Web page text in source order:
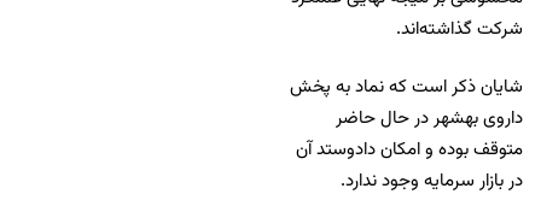
شرکت گذاشته‌اند.
شایان ذکر است که نماد به پخش
داروی بهشهر در حال حاضر
متوقف بوده و امکان دادوستد آن
در بازار سرمایه وجود ندارد.